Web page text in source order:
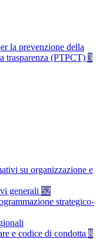
la prevenzione della
trasparenza (PTPCT) 3
su organizzazione e
generali 52
strategico-
e codice di condotta 8